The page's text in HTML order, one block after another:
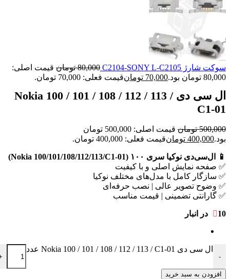
سوکت شارژ C2104-SONY L-C2105 80,000 تومان قیمت اصلی:
80,000 تومان بود.
70,000 تومانقیمت فعلی: 70,000 تومان.
ال سی دی Nokia 100 / 101 / 108 / 112 / 113 /
C1-01
500,000 تومان
قیمت اصلی: 500,000 تومان
بود.400,000 تومانقیمت فعلی: 400,000 تومان.
📱 ال‌سی‌دی نوکیا سری ۱۰۰ (Nokia 100/101/108/112/113/C1-01)
✅ صفحه نمایش اصلی و با کیفیت
✅ سازگار کامل با مدل‌های مختلف نوکیا
✅ وضوح تصویر عالی | نصب حرفه‌ای
✅ گارانتی تضمینی | قیمت مناسب
10 در انبار
-
ال سی دی Nokia 100 / 101 / 108 / 112 / 113 / C1-01 عدد
افزودن به سبد خرید